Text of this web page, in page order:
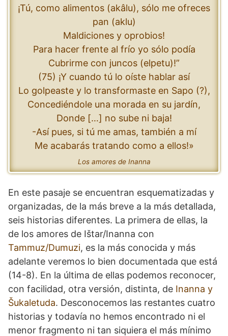
¡Tú, como alimentos (akâlu), sólo me ofreces
pan (aklu)
Maldiciones y oprobios!
Para hacer frente al frío yo sólo podía
Cubrirme con juncos (elpetu)!”
(75) ¡Y cuando tú lo oíste hablar así
Lo golpeaste y lo transformaste en Sapo (?),
Concediéndole una morada en su jardín,
Donde […] no sube ni baja!
-Así pues, si tú me amas, también a mí
Me acabarás tratando como a ellos!»
Los amores de Inanna
En este pasaje se encuentran esquematizadas y
organizadas, de la más breve a la más detallada,
seis historias diferentes. La primera de ellas, la
de los amores de Ištar/Inanna con
Tammuz/Dumuzi, es la más conocida y más
adelante veremos lo bien documentada que está
(14-8). En la última de ellas podemos reconocer,
con facilidad, otra versión, distinta, de Inanna y
Šukaletuda. Desconocemos las restantes cuatro
historias y todavía no hemos encontrado ni el
menor fragmento ni tan siquiera el más mínimo